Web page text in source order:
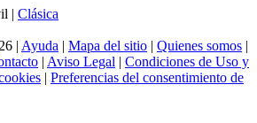
| Clásica
| Ayuda | Mapa del sitio | Quienes somos |
| Aviso Legal | Condiciones de Uso y
| Preferencias del consentimiento de